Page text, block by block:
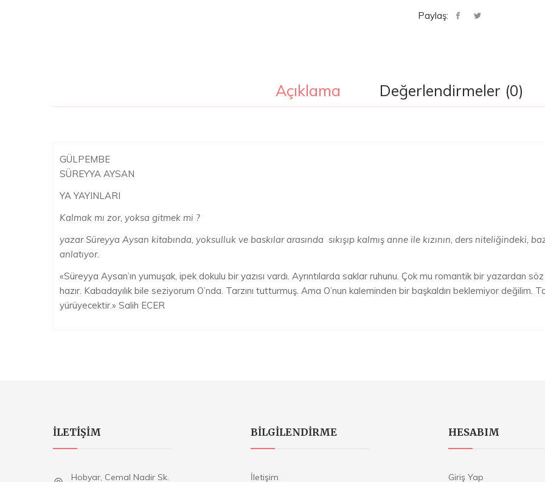
Paylaş:
Açıklama Değerlendirmeler (0)
GÜLPEMBE
SÜREYYA AYSAN
YA YAYINLARI
Kalmak mı zor, yoksa gitmek mi ?
yazar Süreyya Aysan kitabında, yoksulluk ve baskılar arasında sıkışıp kalmış anne ile kızının, ders
anlatıyor.
«Süreyya Aysan’ın yumuşak, ipek dokulu bir yazısı vardı. Ayrıntılarda saklar ruhunu. Çok mu romantik bir yazardan
hazır. Kabadayılık bile seziyorum O’nda. Tarzını tutturmuş. Ama O’nun kaleminden bir başkaldırı beklemiyor değilim.
yürüyecektir.» Salih ECER
ILETIŞIM
Hobyar, Cemal Nadir Sk.
BILGILENDIRME
İletişim
HESABIM
Giriş Yap